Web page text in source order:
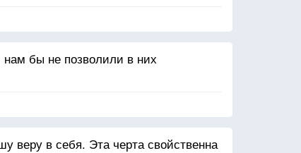
нам бы не позволили в них
веру в себя. Эта черта свойственна